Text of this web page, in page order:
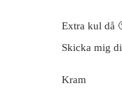
Extra kul då
Skicka mig
Kram